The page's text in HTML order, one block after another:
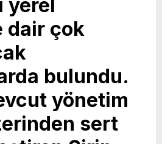
yerel
dair çok
bulundu.
yönetim
sert